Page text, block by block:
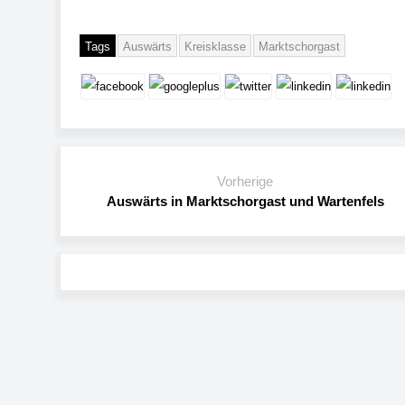
Tags Auswärts Kreisklasse Marktschorgast
Vorherige
Auswärts in Marktschorgast und Wartenfels